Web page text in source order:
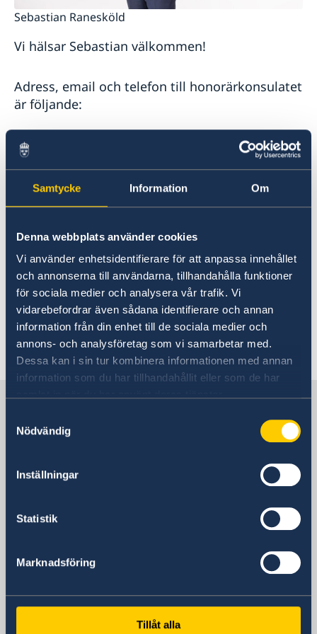
Samtycke Information Om
Denna webbplats använder cookies
Vi använder enhetsidentifierare för att anpassa innehållet
och annonserna till användarna, tillhandahålla funktioner
för sociala medier och analysera vår trafik. Vi
vidarebefordrar även sådana identifierare och annan
information från din enhet till de sociala medier och
annons- och analysföretag som vi samarbetar med.
Dessa kan i sin tur kombinera informationen med annan
information som du har tillhandahållit eller som de har
Nödvändig
Inställningar
Statistik
Marknadsföring
Tillåt alla
Sebastian Ranesköld
Vi hälsar Sebastian välkommen!
Adress, email och telefon till honorärkonsulatet
är följande:
Sveriges Honorärkonsulat i Adelaide
5 Elizabeth Court
Burnside SA 5066
Öppettider: Enligt överenskommelse
Tel: +61 (0) 403 581 004
E-post: SwedishConsulateAdelaide@gmail.com
Senast uppdaterad 18 maj 2021, 09.51
Sverige i Australien
Besöksadress
5 Turrana Street
Postadress
Yarralumla ACT 2600